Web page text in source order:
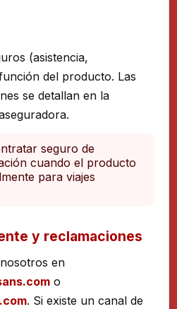
(asistencia,
del producto. Las
se detallan en la
seguro de
cuando el producto
para viajes
y reclamaciones
en
o
. Si existe un canal de